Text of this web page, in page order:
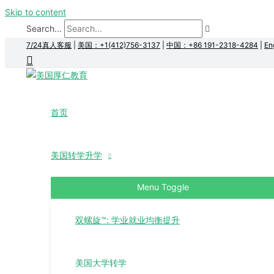
Skip to content
Search...
7/24真人客服 美国：+1(412)756-3137 中国：+86 191-2318-4284
首页
美国转学升学
Menu Toggle
双螺旋™: 学业就业均衡提升
美国大学转学